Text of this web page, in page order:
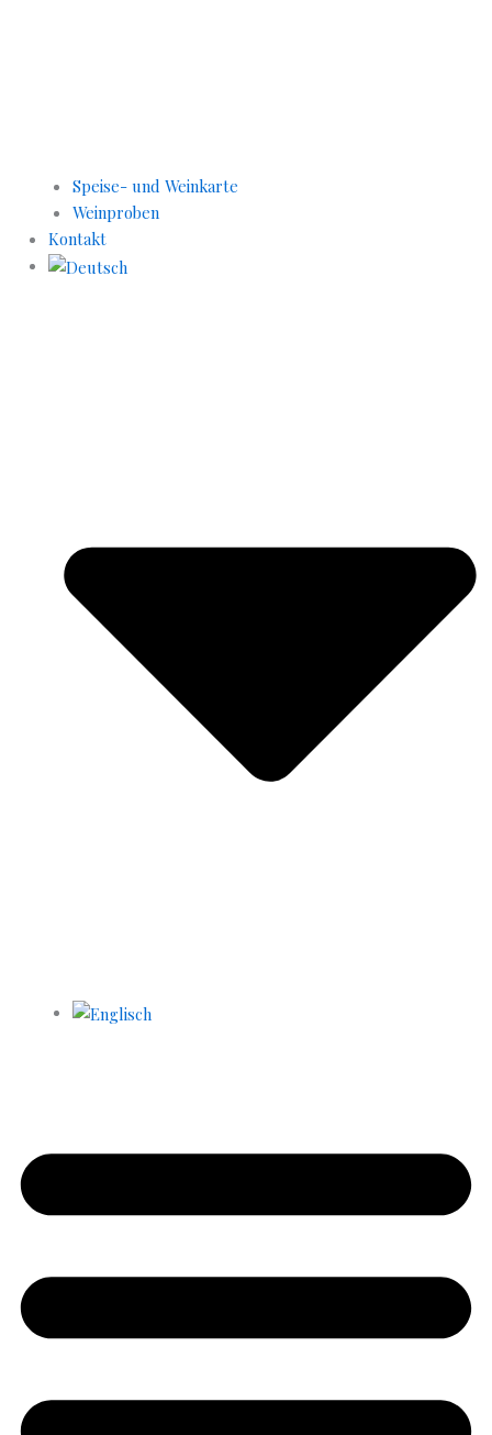
Speise- und Weinkarte
Weinproben
Kontakt